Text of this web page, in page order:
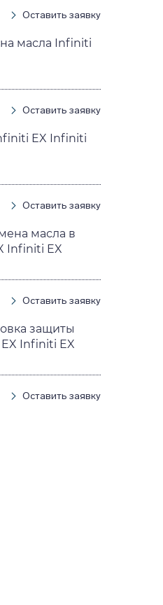
Оставить заявку
масла Infiniti
Оставить заявку
EX Infiniti
Оставить заявку
масла в
Infiniti EX
Оставить заявку
защиты
Infiniti EX
Оставить заявку